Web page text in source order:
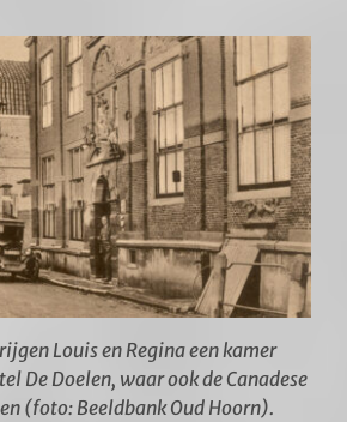
Louis en Regina een kamer
De Doelen, waar ook de Canadese
(foto: Beeldbank Oud Hoorn).